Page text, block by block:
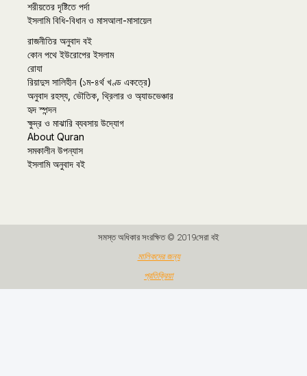
শরীয়তের দৃষ্টিতে পর্দা
ইসলামি বিধি-বিধান ও মাসআলা-মাসায়েল
রাজনীতির অনুবাদ বই
কোন পথে ইউরোপের ইসলাম
রোযা
রিয়াদুস সালিহীন (১ম-৪র্থ খণ্ড একত্রে)
অনুবাদ রহস্য, ভৌতিক, থ্রিলার ও অ্যাডভেঞ্চার
হৃদ স্পন্দন
ক্ষুদ্র ও মাঝারি ব্যবসায় উদ্যোগ
About Quran
সমকালীন উপন্যাস
ইসলামি অনুবাদ বই
সমস্ত অধিকার সংরক্ষিত © 2019সেরা বই
মালিকদের জন্য
প্রতিক্রিয়া